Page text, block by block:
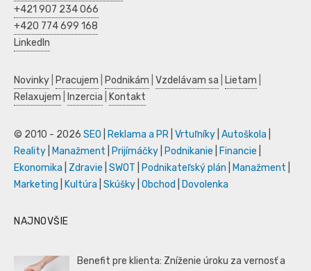
+421 907 234 066
+420 774 699 168
LinkedIn
Novinky Pracujem Podnikám Vzdelávam sa Lietam
Relaxujem
Inzercia Kontakt
© 2010 - 2026 SEO Reklama a PR Vrtuľníky Autoškola
Reality
Manažment Prijímáčky Podnikanie Financie
Ekonomika
Zdravie SWOT Podnikateľský plán Manažment
Marketing
Kultúra Skúšky Obchod Dovolenka
NAJNOVŠIE
Benefit pre klienta: Zníženie úroku za vernosť a